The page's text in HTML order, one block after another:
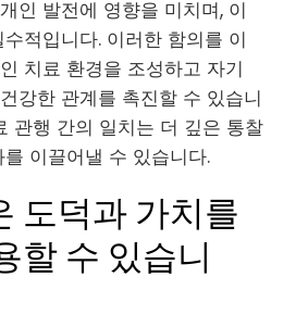
인 발전에 영향을 미치며, 이
적입니다. 이러한 함의를 이
치료 환경을 조성하고 자기
강한 관계를 촉진할 수 있습니
관행 간의 일치는 더 깊은 통찰
이끌어낼 수 있습니다.
도덕과 가치를
할 수 있습니